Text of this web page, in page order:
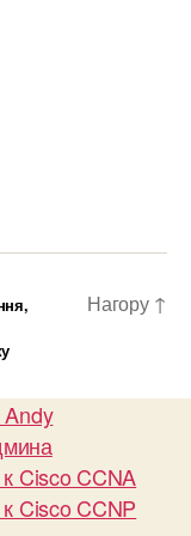
Нагору ↑
Cisco CCNA
Cisco CCNP